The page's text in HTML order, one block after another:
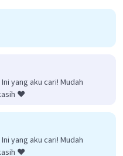
yang aku cari! Mudah
❤️
yang aku cari! Mudah
❤️